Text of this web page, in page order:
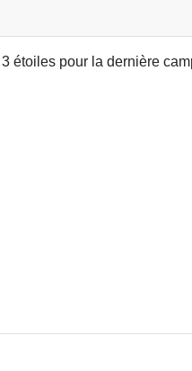
étoiles pour la dernière